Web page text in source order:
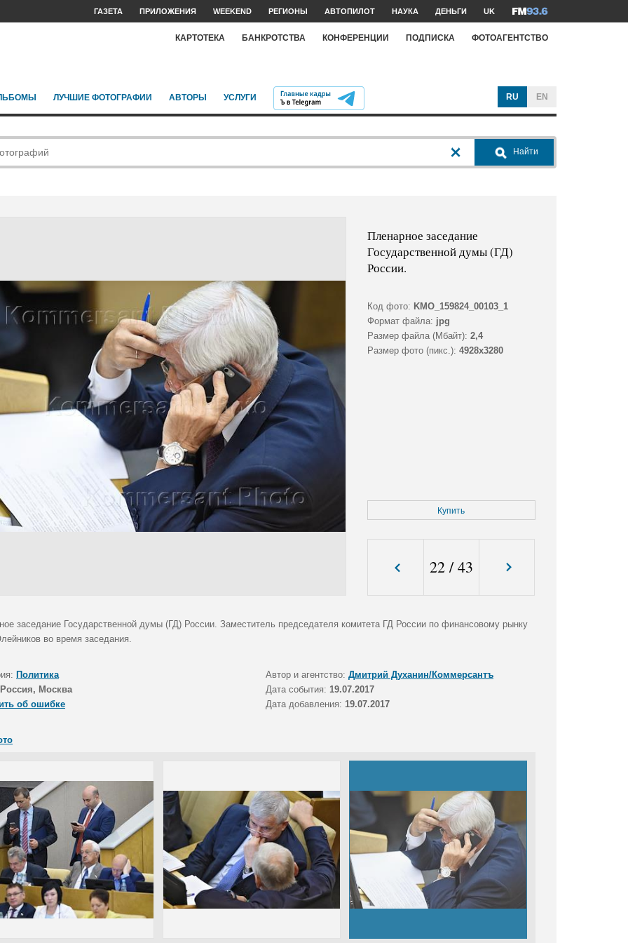
ГАЗЕТА ПРИЛОЖЕНИЯ WEEKEND РЕГИОНЫ АВТОПИЛОТ НАУКА ДЕНЬГИ UK
КАРТОТЕКА БАНКРОТСТВА КОНФЕРЕНЦИИ ПОДПИСКА ФОТОАГЕНТСТВО
ЛУЧШИЕ ФОТОГРАФИИ АВТОРЫ УСЛУГИ RU EN
Найти
Пленарное заседание
Государственной думы (ГД)
России.
Код фото: KMO_159824_00103_1
Формат файла: jpg
Размер файла (Мбайт): 2,4
Размер фото (пикс.): 4928x3280
Купить
22/43
заседание Государственной думы (ГД) России. Заместитель председателя комитета ГД России по финансовому рынку
во время заседания.
Политика Автор и агентство: Дмитрий Духанин/Коммерсантъ
Россия, Москва Дата события: 19.07.2017
об ошибке
Дата добавления: 19.07.2017